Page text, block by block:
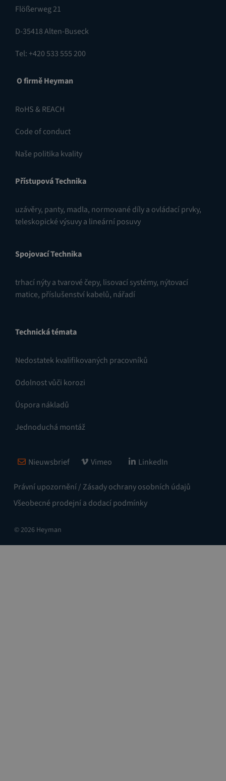
Flößerweg 21
D-35418 Alten-Buseck
Tel: +420 533 555 200
O firmě Heyman
RoHS & REACH
Code of conduct
Naše politika kvality
Přístupová Technika
uzávěry, panty, madla, normované díly a ovládací prvky,
teleskopické výsuvy a lineární posuvy
Spojovací Technika
trhací nýty a tvarové čepy, lisovací systémy, nýtovací
matice, příslušenství kabelů, nářadí
Technická témata
Nedostatek kvalifikovaných pracovníků
Odolnost vůči korozi
Úspora nákladů
Jednoduchá montáž
Právní upozornění / Zásady ochrany osobních údajů
Všeobecné prodejní a dodací podmínky
Nieuwsbrief Vimeo LinkedIn
© 2026 Heyman